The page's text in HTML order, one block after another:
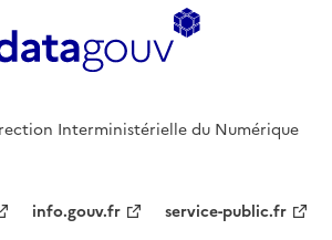
Interministérielle du Numérique
info.gouv.fr service-public.fr